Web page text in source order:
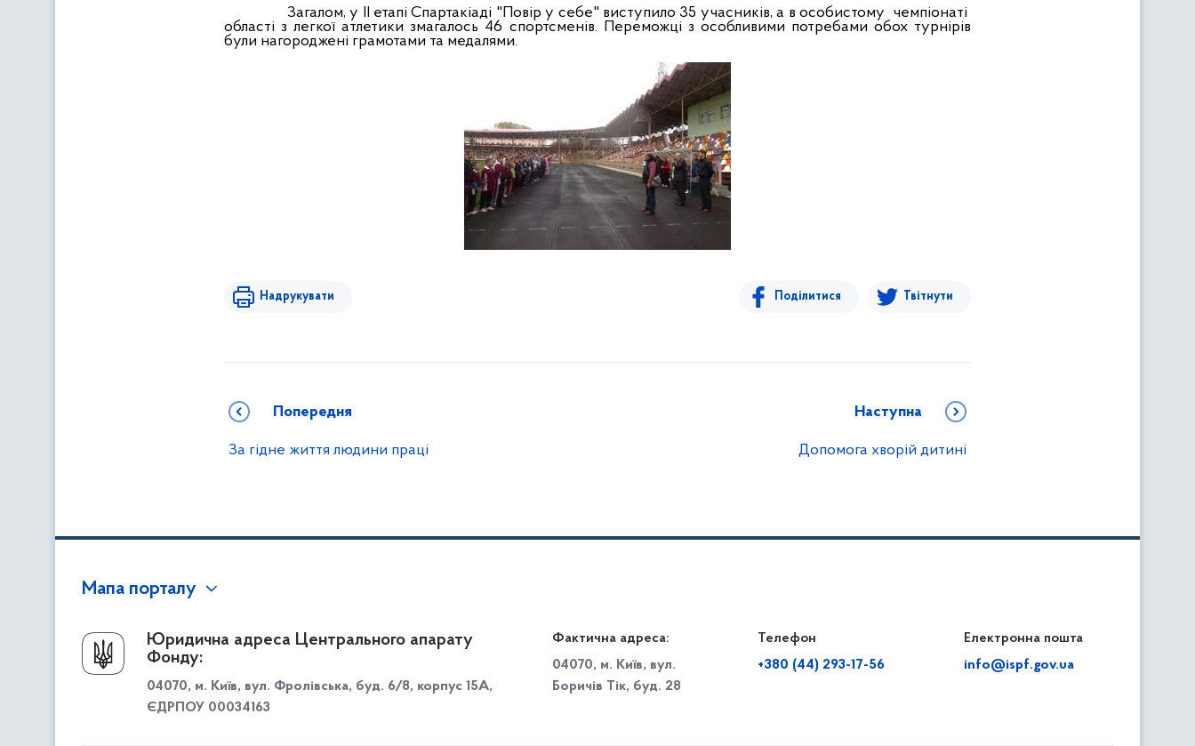
Загалом, у ІІ етапі Спартакіаді "Повір у себе" виступило 35 учасників, а в особистому чемпіонаті
області з легкої атлетики змагалось 46 спортсменів. Переможці з особливими потребами обох турнірів
були нагороджені грамотами та медалями.
Надрукувати Поділитися Твітнути
Попередня
За гідне життя людини праці
Наступна
Допомога хворій дитині
Мапа порталу
Про Фонд
Керівництво
Структура Фонду
Територіальні відділення
Громадянам
Доступ до публічної інформації
Звіти щодо роботи із запитами на отримання публічної
Діяльність
Роботодавцям
Юридична адреса Центрального апарату
Фонду:
04070, м. Київ, вул. Фролівська, буд. 6/8, корпус 15А,
ЄДРПОУ 00034163
Фактична адреса:
04070, м. Київ, вул.
Боричів Тік, буд. 28
Телефон
+380 (44) 293-17-56
Електронна пошта
info@ispf.gov.ua